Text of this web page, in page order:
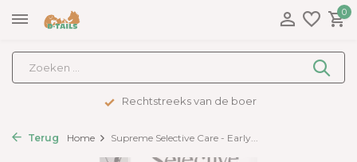
0
Rechtstreeks van de boer
Terug Home Supreme Selective Care - Early...